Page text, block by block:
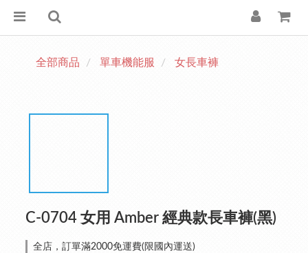
全部商品 單車機能服 女長車褲
C-0704 女用 Amber 經典款長車褲(黑)
全店，訂單滿2000免運費(限國內運送)